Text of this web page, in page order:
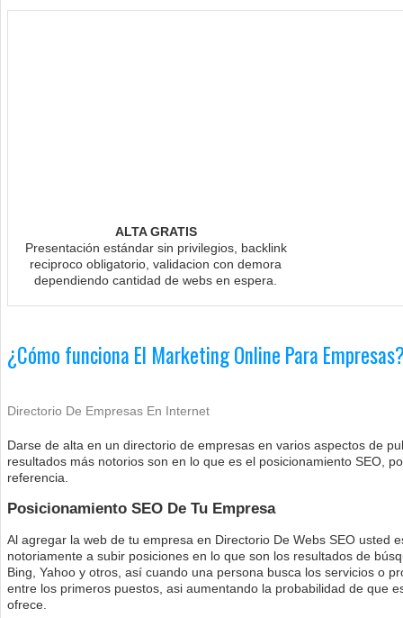
ALTA GRATIS
Presentación estándar sin privilegios, backlink
reciproco obligatorio, validacion con demora
dependiendo cantidad de webs en espera.
¿Cómo funciona El Marketing Online Para
Directorio De Empresas En Internet
Darse de alta en un directorio de empresas en varios aspectos de
resultados más notorios son en lo que es el posicionamiento SEO,
referencia.
Posicionamiento SEO De Tu Empresa
Al agregar la web de tu empresa en Directorio De Webs SEO usted
notoriamente a subir posiciones en lo que son los resultados de
Bing, Yahoo y otros, así cuando una persona busca los servicios o
entre los primeros puestos, asi aumentando la probabilidad de que
ofrece.